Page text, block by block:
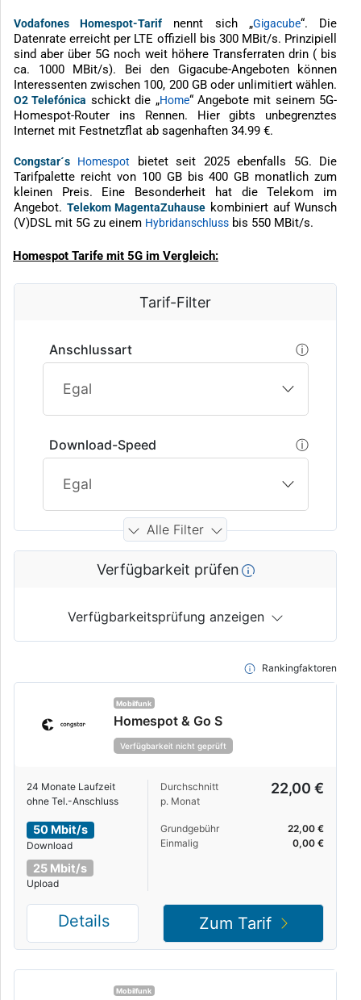
Vodafones Homespot-Tarif nennt sich „Gigacube“. Die
Datenrate erreicht per LTE offiziell bis 300 MBit/s. Prinzipiell
sind aber über 5G noch weit höhere Transferraten drin ( bis
ca. 1000 MBit/s). Bei den Gigacube-Angeboten können
Interessenten zwischen 100, 200 GB oder unlimitiert wählen.
O2 Telefónica schickt die „Home“ Angebote mit seinem 5G-
Homespot-Router ins Rennen. Hier gibts unbegrenztes
Internet mit Festnetzflat ab sagenhaften 34.99 €.
Congstar´s Homespot
bietet seit 2025 ebenfalls 5G. Die
Tarifpalette reicht von 100 GB bis 400 GB monatlich zum
kleinen Preis. Eine Besonderheit hat die Telekom im
Angebot. Telekom MagentaZuhause kombiniert auf Wunsch
(V)DSL mit 5G zu einem Hybridanschluss bis 550 MBit/s.
Homespot Tarife mit 5G im Vergleich: